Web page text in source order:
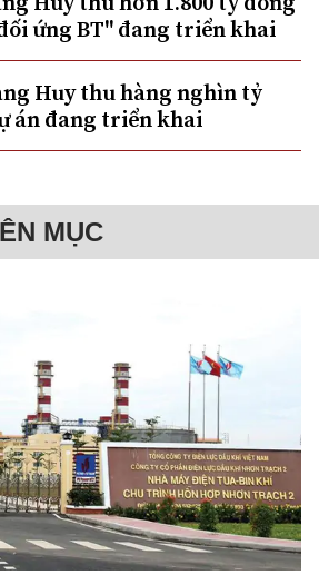
ứng BT" đang triển khai
Huy thu hàng nghìn tỷ
án đang triển khai
MỤC